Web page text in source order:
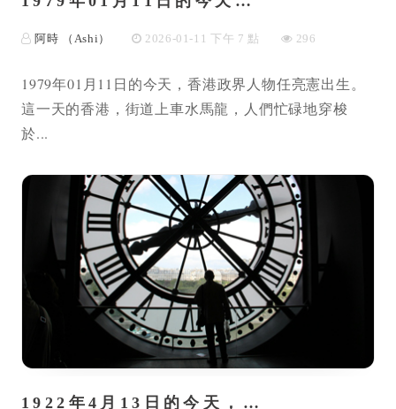
阿時 （Ashi） 2026-01-11 下午 7 點 296
1979年01月11日的今天，香港政界人物任亮憲出生。
這一天的香港，街道上車水馬龍，人們忙碌地穿梭
於...
1922年4月13日的今天，…